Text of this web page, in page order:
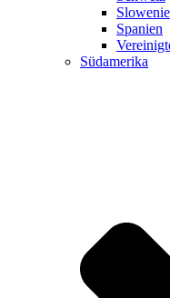
Spanien
Südamerika